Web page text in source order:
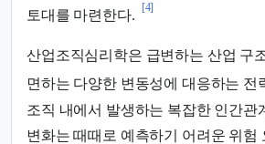
토대를 마련한다.
[4]
산업조직심리학은 급변하는 산업 구
면하는 다양한 변동성에 대응하는 전
조직 내에서 발생하는 복잡한 인간관
변화는 때때로 예측하기 어려운 위험